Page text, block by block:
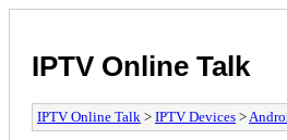
IPTV Online Talk
IPTV Online Talk > IPTV Devices >